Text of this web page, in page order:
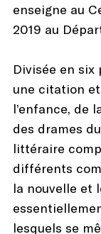
enseigne au
2019 au
Divisée en
une citation
l’enfance, de
des drames
littéraire
différents
la nouvelle et
lesquels se